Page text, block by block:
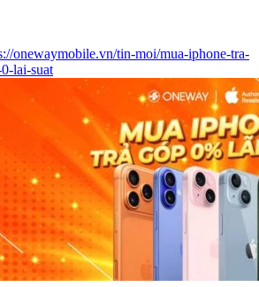
onewaymobile.vn/tin-moi/mua-iphone-tra-
lai-suat